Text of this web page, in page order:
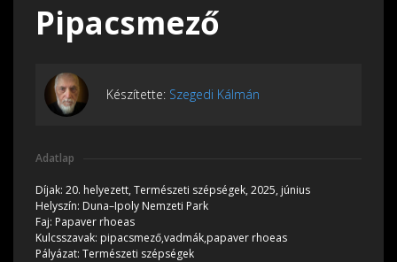
Pipacsmező
Készítette: Szegedi Kálmán
Adatlap
Díjak: 20. helyezett, Természeti szépségek, 2025, június
Helyszín: Duna–Ipoly Nemzeti Park
Faj: Papaver rhoeas
Kulcsszavak: pipacsmező,vadmák,papaver rhoeas
Pályázat: Természeti szépségek